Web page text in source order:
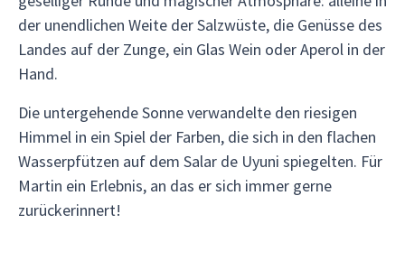
der unendlichen Weite der Salzwüste, die Genüsse des
Landes auf der Zunge, ein Glas Wein oder Aperol in der
Hand.
Die untergehende Sonne verwandelte den riesigen
Himmel in ein Spiel der Farben, die sich in den flachen
Wasserpfützen auf dem Salar de Uyuni spiegelten. Für
Martin ein Erlebnis, an das er sich immer gerne
zurückerinnert!